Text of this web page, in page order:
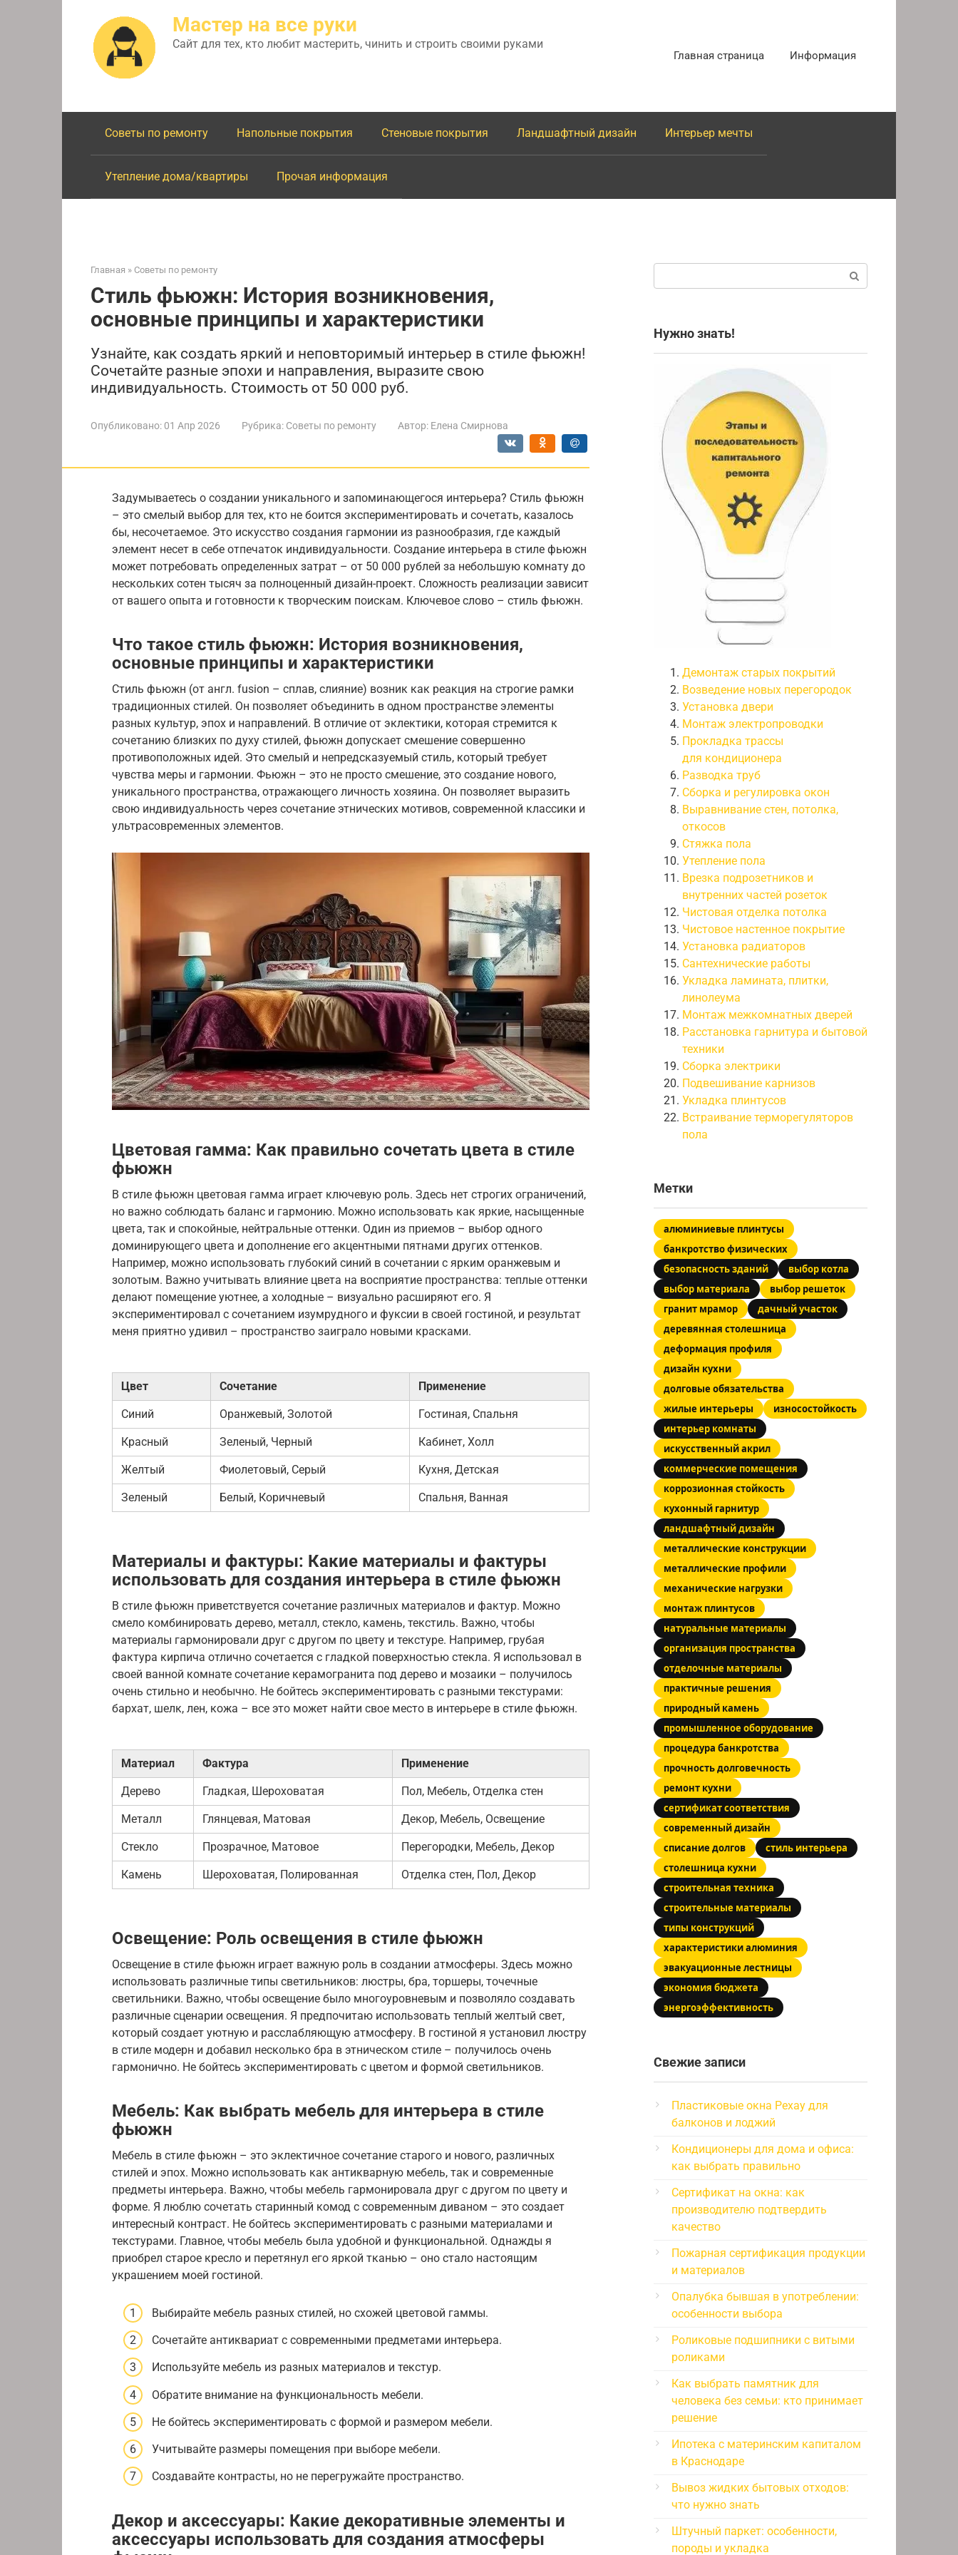
Мастер на все руки
Сайт для тех, кто любит мастерить, чинить и строить своими руками
Главная страница Информация
Советы по ремонту Напольные покрытия Стеновые покрытия Ландшафтный дизайн Интерьер мечты
Утепление дома/квартиры Прочая информация
Главная » Советы по ремонту
Стиль фьюжн: История возникновения,
основные принципы и характеристики
Узнайте, как создать яркий и неповторимый интерьер в стиле фьюжн!
Сочетайте разные эпохи и направления, выразите свою
индивидуальность. Стоимость от 50 000 руб.
Опубликовано: 01 Апр 2026 Рубрика: Советы по ремонту Автор: Елена Смирнова
Задумываетесь о создании уникального и запоминающегося интерьера? Стиль фьюжн
– это смелый выбор для тех, кто не боится экспериментировать и сочетать, казалось
бы, несочетаемое. Это искусство создания гармонии из разнообразия, где каждый
элемент несет в себе отпечаток индивидуальности. Создание интерьера в стиле фьюжн
может потребовать определенных затрат – от 50 000 рублей за небольшую комнату до
нескольких сотен тысяч за полноценный дизайн-проект. Сложность реализации зависит
от вашего опыта и готовности к творческим поискам. Ключевое слово – стиль фьюжн.
Что такое стиль фьюжн: История возникновения,
основные принципы и характеристики
Стиль фьюжн (от англ. fusion – сплав, слияние) возник как реакция на строгие рамки
традиционных стилей. Он позволяет объединить в одном пространстве элементы
разных культур, эпох и направлений. В отличие от эклектики, которая стремится к
сочетанию близких по духу стилей, фьюжн допускает смешение совершенно
противоположных идей. Это смелый и непредсказуемый стиль, который требует
чувства меры и гармонии. Фьюжн – это не просто смешение, это создание нового,
уникального пространства, отражающего личность хозяина. Он позволяет выразить
свою индивидуальность через сочетание этнических мотивов, современной классики и
ультрасовременных элементов.
Цветовая гамма: Как правильно сочетать цвета в стиле
фьюжн
В стиле фьюжн цветовая гамма играет ключевую роль. Здесь нет строгих ограничений,
но важно соблюдать баланс и гармонию. Можно использовать как яркие, насыщенные
цвета, так и спокойные, нейтральные оттенки. Один из приемов – выбор одного
доминирующего цвета и дополнение его акцентными пятнами других оттенков.
Например, можно использовать глубокий синий в сочетании с ярким оранжевым и
золотым. Важно учитывать влияние цвета на восприятие пространства: теплые оттенки
делают помещение уютнее, а холодные – визуально расширяют его. Я
экспериментировал с сочетанием изумрудного и фуксии в своей гостиной, и результат
меня приятно удивил – пространство заиграло новыми красками.
Цвет Сочетание Применение
Синий Оранжевый, Золотой Гостиная, Спальня
Красный Зеленый, Черный Кабинет, Холл
Желтый Фиолетовый, Серый Кухня, Детская
Зеленый Белый, Коричневый Спальня, Ванная
Материалы и фактуры: Какие материалы и фактуры
использовать для создания интерьера в стиле фьюжн
В стиле фьюжн приветствуется сочетание различных материалов и фактур. Можно
смело комбинировать дерево, металл, стекло, камень, текстиль. Важно, чтобы
материалы гармонировали друг с другом по цвету и текстуре. Например, грубая
фактура кирпича отлично сочетается с гладкой поверхностью стекла. Я использовал в
своей ванной комнате сочетание керамогранита под дерево и мозаики – получилось
очень стильно и необычно. Не бойтесь экспериментировать с разными текстурами:
бархат, шелк, лен, кожа – все это может найти свое место в интерьере в стиле фьюжн.
Материал Фактура Применение
Дерево Гладкая, Шероховатая Пол, Мебель, Отделка стен
Металл Глянцевая, Матовая Декор, Мебель, Освещение
Стекло Прозрачное, Матовое Перегородки, Мебель, Декор
Камень Шероховатая, Полированная Отделка стен, Пол, Декор
Освещение: Роль освещения в стиле фьюжн
Освещение в стиле фьюжн играет важную роль в создании атмосферы. Здесь можно
использовать различные типы светильников: люстры, бра, торшеры, точечные
светильники. Важно, чтобы освещение было многоуровневым и позволяло создавать
различные сценарии освещения. Я предпочитаю использовать теплый желтый свет,
который создает уютную и расслабляющую атмосферу. В гостиной я установил люстру
в стиле модерн и добавил несколько бра в этническом стиле – получилось очень
гармонично. Не бойтесь экспериментировать с цветом и формой светильников.
Мебель: Как выбрать мебель для интерьера в стиле
фьюжн
Мебель в стиле фьюжн – это эклектичное сочетание старого и нового, различных
стилей и эпох. Можно использовать как антикварную мебель, так и современные
предметы интерьера. Важно, чтобы мебель гармонировала друг с другом по цвету и
форме. Я люблю сочетать старинный комод с современным диваном – это создает
интересный контраст. Не бойтесь экспериментировать с разными материалами и
текстурами. Главное, чтобы мебель была удобной и функциональной. Однажды я
приобрел старое кресло и перетянул его яркой тканью – оно стало настоящим
украшением моей гостиной.
Выбирайте мебель разных стилей, но схожей цветовой гаммы.
Сочетайте антиквариат с современными предметами интерьера.
Используйте мебель из разных материалов и текстур.
Обратите внимание на функциональность мебели.
Не бойтесь экспериментировать с формой и размером мебели.
Учитывайте размеры помещения при выборе мебели.
Создавайте контрасты, но не перегружайте пространство.
Декор и аксессуары: Какие декоративные элементы и
аксессуары использовать для создания атмосферы
Нужно знать!
Демонтаж старых покрытий
Возведение новых перегородок
Установка двери
Монтаж электропроводки
Прокладка трассы
для кондиционера
Разводка труб
Сборка и регулировка окон
Выравнивание стен, потолка,
откосов
Стяжка пола
Утепление пола
Врезка подрозетников и
внутренних частей розеток
Чистовая отделка потолка
Чистовое настенное покрытие
Установка радиаторов
Сантехнические работы
Укладка ламината, плитки,
линолеума
Монтаж межкомнатных дверей
Расстановка гарнитура и бытовой
техники
Сборка электрики
Подвешивание карнизов
Укладка плинтусов
Встраивание терморегуляторов
пола
Метки
алюминиевые плинтусы
банкротство физических
безопасность зданий
выбор котла
выбор материала
выбор решеток
гранит мрамор
дачный участок
деревянная столешница
деформация профиля
дизайн кухни
долговые обязательства
жилые интерьеры
износостойкость
интерьер комнаты
искусственный акрил
коммерческие помещения
коррозионная стойкость
кухонный гарнитур
ландшафтный дизайн
металлические конструкции
металлические профили
механические нагрузки
монтаж плинтусов
натуральные материалы
организация пространства
отделочные материалы
практичные решения
природный камень
промышленное оборудование
процедура банкротства
прочность долговечность
ремонт кухни
сертификат соответствия
современный дизайн
списание долгов
стиль интерьера
столешница кухни
строительная техника
строительные материалы
типы конструкций
характеристики алюминия
эвакуационные лестницы
экономия бюджета
энергоэффективность
Свежие записи
Пластиковые окна Рехау для
балконов и лоджий
Кондиционеры для дома и офиса:
как выбрать правильно
Сертификат на окна: как
производителю подтвердить
качество
Пожарная сертификация продукции
и материалов
Опалубка бывшая в употреблении:
особенности выбора
Роликовые подшипники с витыми
роликами
Как выбрать памятник для
человека без семьи: кто принимает
решение
Ипотека с материнским капиталом
в Краснодаре
Вывоз жидких бытовых отходов:
что нужно знать
Штучный паркет: особенности,
породы и укладка